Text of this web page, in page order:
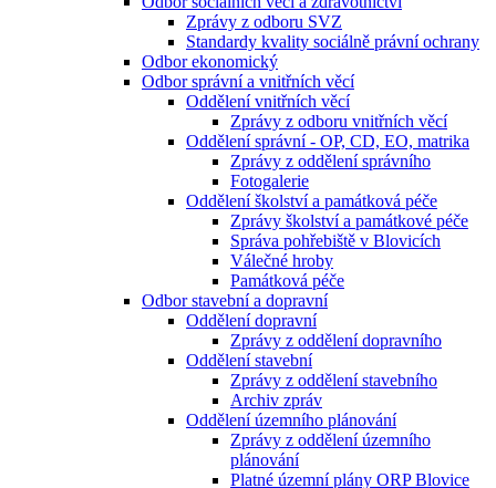
Zprávy z odboru SVZ
Standardy kvality sociálně právní ochrany
Odbor ekonomický
Odbor správní a vnitřních věcí
Oddělení vnitřních věcí
Zprávy z odboru vnitřních věcí
Oddělení správní - OP, CD, EO, matrika
Zprávy z oddělení správního
Fotogalerie
Oddělení školství a památková péče
Zprávy školství a památkové péče
Správa pohřebiště v Blovicích
Válečné hroby
Památková péče
Odbor stavební a dopravní
Oddělení dopravní
Zprávy z oddělení dopravního
Oddělení stavební
Zprávy z oddělení stavebního
Archiv zpráv
Oddělení územního plánování
Zprávy z oddělení územního
plánování
Platné územní plány ORP Blovice